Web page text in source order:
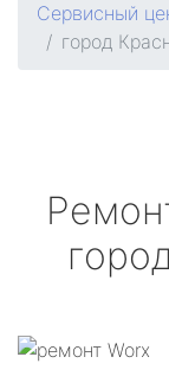
Сервисный
город